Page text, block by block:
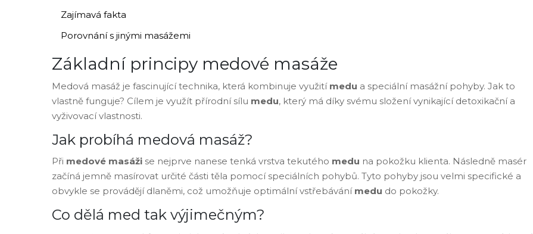
Zajímavá fakta
Porovnání s jinými masážemi
Základní principy medové masáže
Medová masáž je fascinující technika, která kombinuje využití medu a speciální masážní pohyby. Jak to
vlastně funguje? Cílem je využít přírodní sílu medu, který má díky svému složení vynikající detoxikační a
vyživovací vlastnosti.
Jak probíhá medová masáž?
Při medové masáži se nejprve nanese tenká vrstva tekutého medu na pokožku klienta. Následně masér
začíná jemně masírovat určité části těla pomocí speciálních pohybů. Tyto pohyby jsou velmi specifické a
obvykle se provádějí dlaněmi, což umožňuje optimální vstřebávání medu do pokožky.
Co dělá med tak výjimečným?